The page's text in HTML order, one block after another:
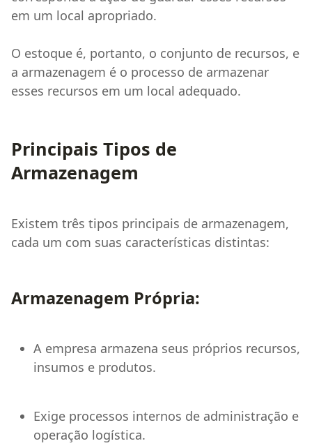
em um local apropriado.
O estoque é, portanto, o conjunto de recursos, e
a armazenagem é o processo de armazenar
esses recursos em um local adequado.
Principais Tipos de
Armazenagem
Existem três tipos principais de armazenagem,
cada um com suas características distintas:
Armazenagem Própria:
A empresa armazena seus próprios recursos,
insumos e produtos.
Exige processos internos de administração e
operação logística.